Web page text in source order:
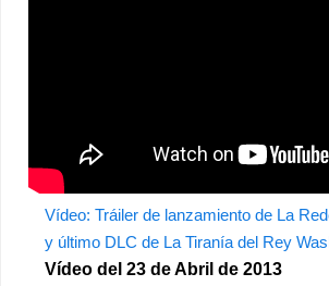
Vídeo: Tráiler de lanzamiento de La
y último DLC de La Tiranía del Rey
Vídeo del 23 de Abril de 2013